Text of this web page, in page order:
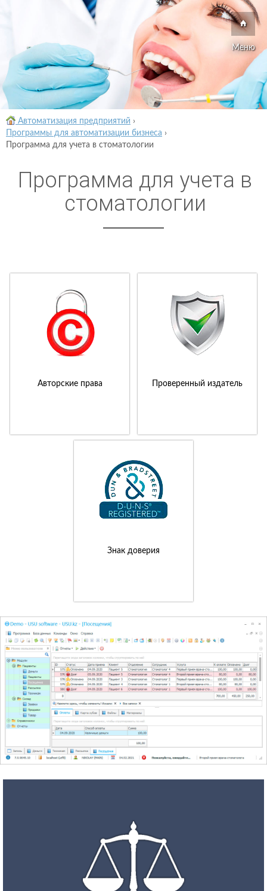
Меню
Автоматизация предприятий ›
Программы для автоматизации бизнеса ›
Программа для учета в стоматологии
Программа для учета в
стоматологии
Авторские права Проверенный издатель
Знак доверия